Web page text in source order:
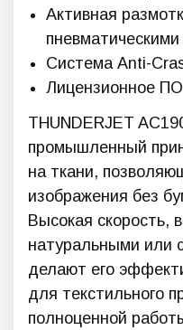
Активная
Система Anti-
Лицензионное
THUNDERJET
промышленный
на ткани,
изображения без
Высокая скорость,
натуральными или
делают его
для текстильного
полноценной